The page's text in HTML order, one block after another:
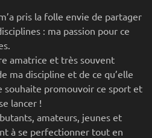
pris la folle envie de partager
: ma passion pour ce
amatrice et très souvent
ma discipline et de ce qu’elle
souhaite promouvoir ce sport et
lancer !
amateurs, jeunes et
à se perfectionner tout en